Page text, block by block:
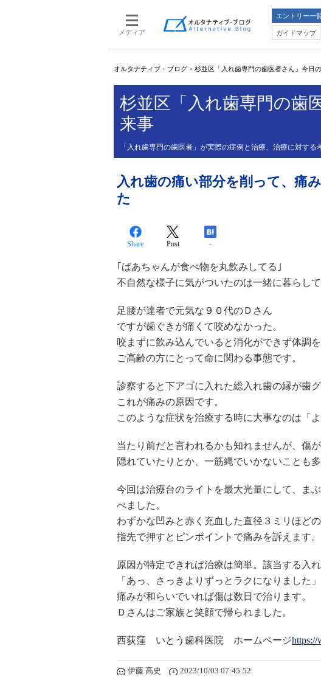
メディア
エントリー一
ガイドマップ
オルタナティブ・ブログ > 杉並区「入れ歯専門の歯医者さん」今日
杉並区「入れ歯専門の歯
来事
「入れ歯専門の歯医者」が実際の症例と治療、治療に対す
入れ歯の痛い部分を削って、痛
た
Share Post -
｢ばあちゃんが食べ物を丸飲みしてる｣
不自然な様子に気がついたのは一緒に暮らして
足腰が達者で元気な９０代のＤさん
ですが歯ぐきが痛くて咬めなかった。
咬まずに飲み込んでいると消化ができず体調
ご高齢の方にとって命に関わる事態です。
診察すると下アゴに入れた総入れ歯の縁が歯
これが痛みの原因です。
このような症状を治療する時に大事なのは「よ
当たり前だと言われるかも知れませんが、傷
隠れていたりとか、一筋縄でいかないことも多
今回は治療台のライトを最大光量にして、ま
べました。
わずかな凹みと赤く充血した直径３ミリほどの
指先で押すとピンポイントで痛みを訴えます。
原因が特定できれば治療は簡単。該当する入
「あっ、さっきよりずっとラクになりました」
痛みが和らいでいれば傷は数日で治ります。
Ｄさんはご家族と笑顔で帰られました。
西荻窪 いとう歯科医院 ホームページhttps://
伊藤 高史 2023/10/03 07:45:52